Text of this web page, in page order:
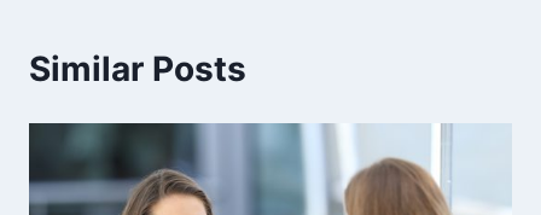
Similar Posts